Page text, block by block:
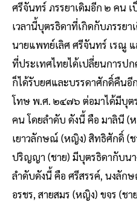
ศรีจันทร์ ภรรยาเดิมอีก ๒ คน
เวลานี้บุตรธิดาที่เกิดกับภรรย
นายแพทย์เลิศ ศรีจันทร์ เรณู
ที่ประเทศไทยได้เปลี่ยนการป
ก็ได้รับยศและบรรดาศักดิ์คืน
โทษ พ.ศ. ๒๔๗๖ ​ต่อมาได้มีบุต
คน โดยลำดับ ดังนี้ คือ มาลินี (
เยาวลักษณ์ (หญิง) สิทธิศักดิ์ (ช
ปริญญา (ชาย) มีบุตรธิดากับน
ลำดับดังนี้ คือ ศรีสรรค์, นงลัก
อรชร, สายสมร (หญิง) ขจร (